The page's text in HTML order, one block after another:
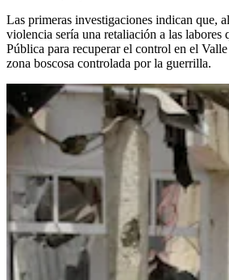
Las primeras investigaciones indican que,
violencia sería una retaliación a las labores
Pública para recuperar el control en el
zona boscosa controlada por la guerrilla.